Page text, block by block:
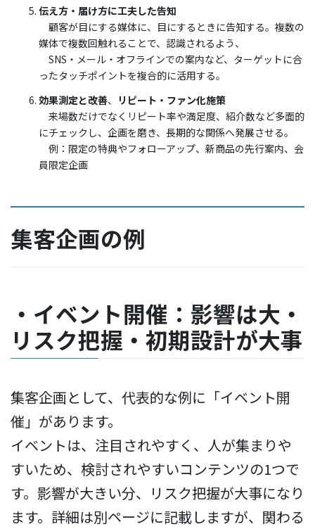
伝え方・届け方に工夫した告知
顧客が目にする媒体に、目にするときに告知する。複数の
媒体で複数回触れることで、認識されるよう、
SNS・メール・オフラインでの案内など、ターゲットに合
ったタッチポイントを複合的に活用する。
効果測定と改善、
リピート・ファン化施策
来場数だけでなくリピート率や満足度、紹介数など多面的
にチェックし、企画を磨き、長期的な関係へ発展させる。
例：限定の特典やフォローアップ、新商品の先行案内、会
員限定企画
集客企画の例
・イベント開催：影響は大・
リスク把握・初期設計が大事
集客企画として、代表的な例に「イベント開
催」があります。
イベントは、注目されやすく、人が集まりや
すいため、検討されやすいコンテンツの1つで
す。影響が大きい分、リスク把握が大事になり
ます。詳細は別ページに記載しますが、関わる